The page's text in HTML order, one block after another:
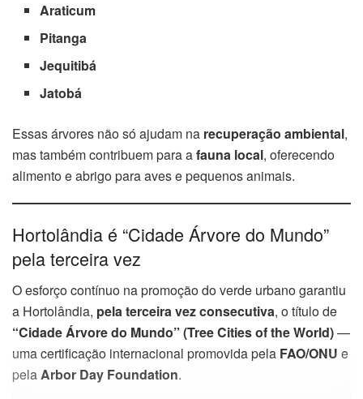
Araticum
Pitanga
Jequitibá
Jatobá
Essas árvores não só ajudam na recuperação ambiental,
mas também contribuem para afauna local, oferecendo
alimento e abrigo para aves e pequenos animais.
Hortolândia é “Cidade Árvore do Mundo”
pela terceira vez
O esforço contínuo na promoção do verde urbano garantiu
a Hortolândia, pela terceira vez consecutiva, o título de
“Cidade Árvore do Mundo” (Tree Cities of the World)—
uma certificação internacional promovida pela FAO/ONU e
pela Arbor Day Foundation.